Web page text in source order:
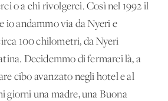
o a chi rivolgerci. Così nel 1992 il
io andammo via da Nyeri e
100 chilometri, da Nyeri
Decidemmo di fermarci là, a
cibo avanzato negli hotel e al
giorni una madre, una Buona